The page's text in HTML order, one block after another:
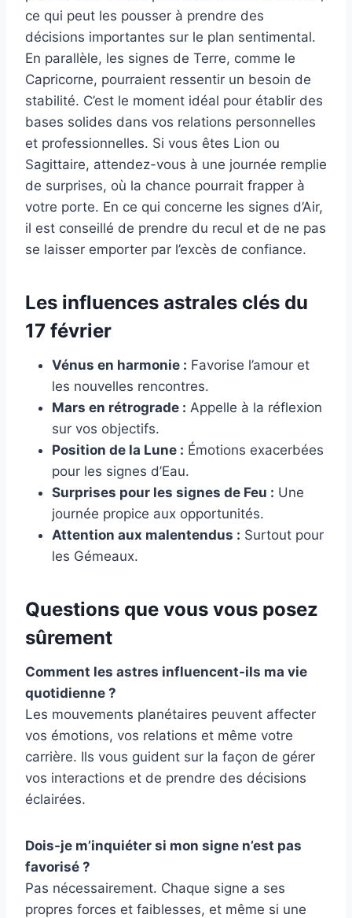
ce qui peut les pousser à prendre des
décisions importantes sur le plan sentimental.
En parallèle, les signes de Terre, comme le
Capricorne, pourraient ressentir un besoin de
stabilité. C’est le moment idéal pour établir des
bases solides dans vos relations personnelles
et professionnelles. Si vous êtes Lion ou
Sagittaire, attendez-vous à une journée remplie
de surprises, où la chance pourrait frapper à
votre porte. En ce qui concerne les signes d’Air,
il est conseillé de prendre du recul et de ne pas
se laisser emporter par l’excès de confiance.
Les influences astrales clés du
17 février
Vénus en harmonie : Favorise l’amour et
les nouvelles rencontres.
Mars en rétrograde : Appelle à la réflexion
sur vos objectifs.
Position de la Lune : Émotions exacerbées
pour les signes d’Eau.
Surprises pour les signes de Feu : Une
journée propice aux opportunités.
Attention aux malentendus : Surtout pour
les Gémeaux.
Questions que vous vous posez
sûrement
Comment les astres influencent-ils ma vie
quotidienne ?
Les mouvements planétaires peuvent affecter
vos émotions, vos relations et même votre
carrière. Ils vous guident sur la façon de gérer
vos interactions et de prendre des décisions
éclairées.
Dois-je m’inquiéter si mon signe n’est pas
favorisé ?
Pas nécessairement. Chaque signe a ses
propres forces et faiblesses, et même si une